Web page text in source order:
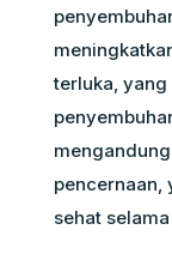
terluka,
pencernaan,
sehat